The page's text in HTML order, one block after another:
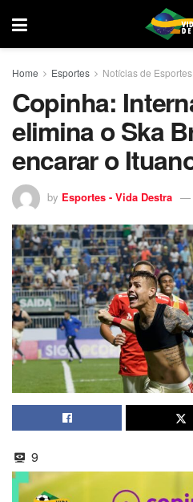
Home Esportes Notícias de Esportes
Copinha:
elimina o Ska
encarar o
by Esportes - Vida Destra
9